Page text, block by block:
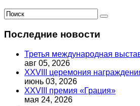
Последние новости
Третья международная
авг 05, 2026
XXVIII церемония
июнь 03, 2026
XXVIII премия «Грация»
мая 24, 2026